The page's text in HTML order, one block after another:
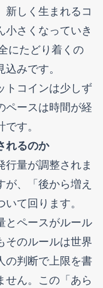
新しく生まれるコ
小さくなっていき
にたどり着くの
みです。
トコインは少しず
ペースは時間が経
す。
れるのか
行量が調整されま
、「後から増え
て回ります。
とペースがルール
そのルールは世界
の判断で上限を書
せん。この「あら